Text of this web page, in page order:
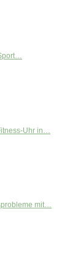
Uhr in…
mit…